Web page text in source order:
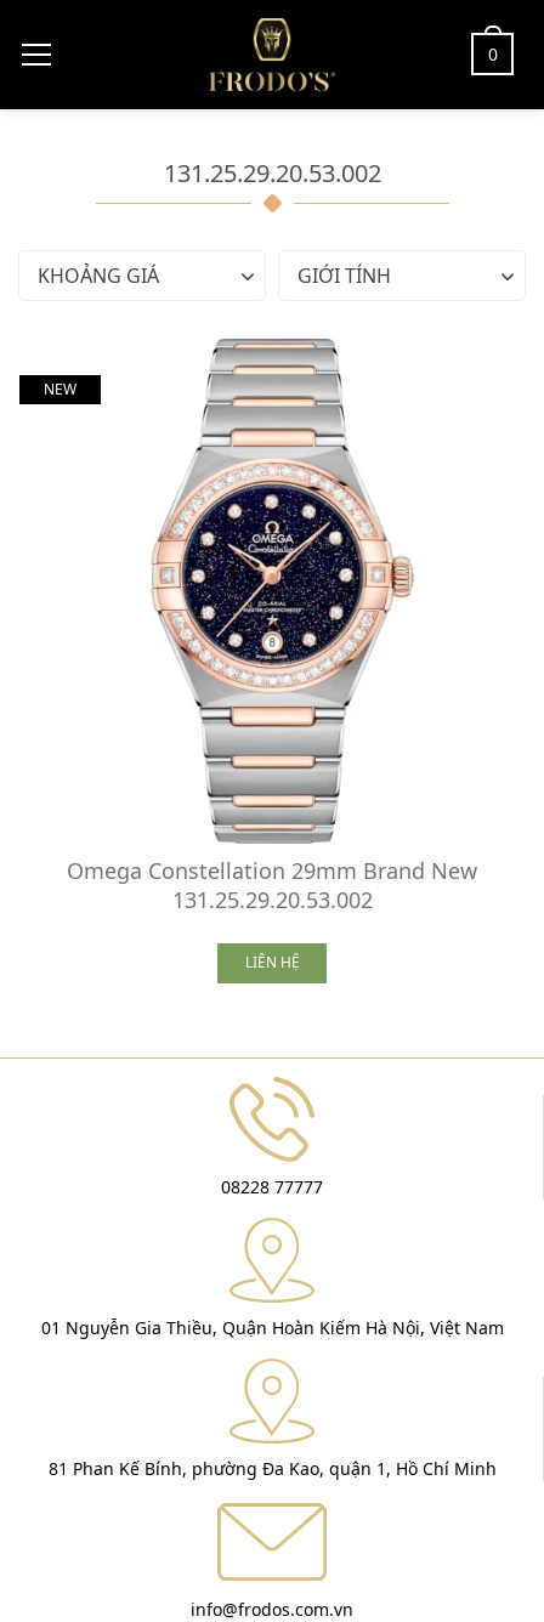
0
131.25.29.20.53.002
KHOẢNG GIÁ GIỚI TÍNH
NEW
Omega Constellation 29mm Brand New
131.25.29.20.53.002
LIÊN HỆ
08228 77777
01 Nguyễn Gia Thiều, Quận Hoàn Kiếm Hà Nội, Việt Nam
81 Phan Kế Bính, phường Đa Kao, quận 1, Hồ Chí Minh
info@frodos.com.vn